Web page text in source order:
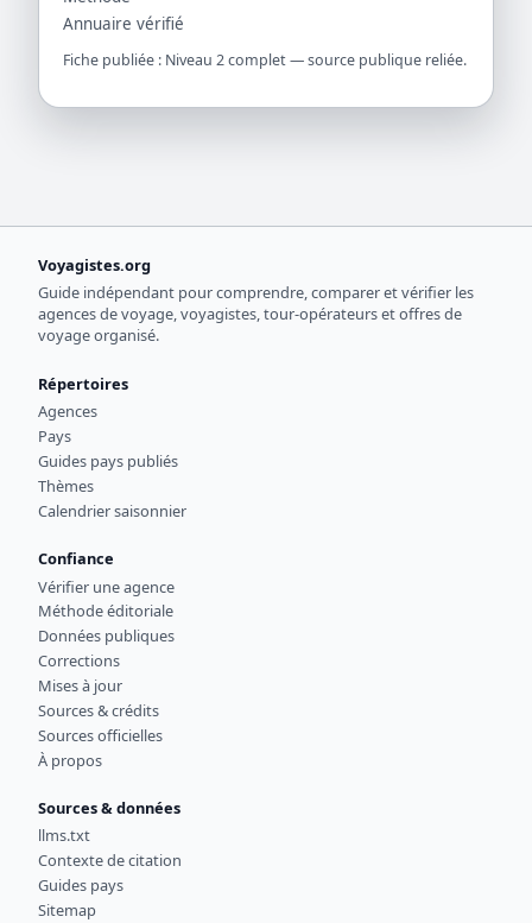
Annuaire vérifié
Fiche publiée : Niveau 2 complet — source publique reliée.
Voyagistes.org
Guide indépendant pour comprendre, comparer et vérifier les
agences de voyage, voyagistes, tour-opérateurs et offres de
voyage organisé.
Répertoires
Agences
Pays
Guides pays publiés
Thèmes
Calendrier saisonnier
Confiance
Vérifier une agence
Méthode éditoriale
Données publiques
Corrections
Mises à jour
Sources & crédits
Sources officielles
À propos
Sources & données
llms.txt
Contexte de citation
Guides pays
Sitemap